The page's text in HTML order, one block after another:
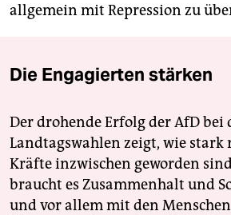
allgemein mit Repression zu
Die Engagierten stärken
Der drohende Erfolg der AfD bei
Landtagswahlen zeigt, wie stark
Kräfte inzwischen geworden
braucht es Zusammenhalt und
und vor allem mit den